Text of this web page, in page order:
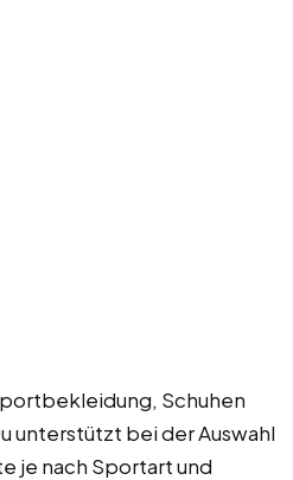
Schuhen
unterstützt bei der Auswahl
je nach Sportart und